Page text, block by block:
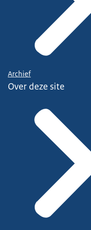
Archief
Over deze site